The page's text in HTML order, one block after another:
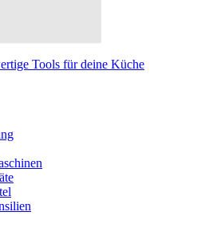
Tools für deine Küche